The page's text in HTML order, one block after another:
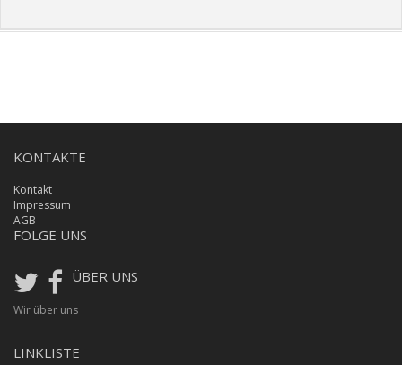
KONTAKTE
Kontakt
Impressum
AGB
FOLGE UNS
ÜBER UNS
Wir über uns
LINKLISTE